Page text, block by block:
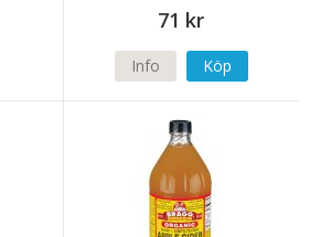
71 kr
Info Köp